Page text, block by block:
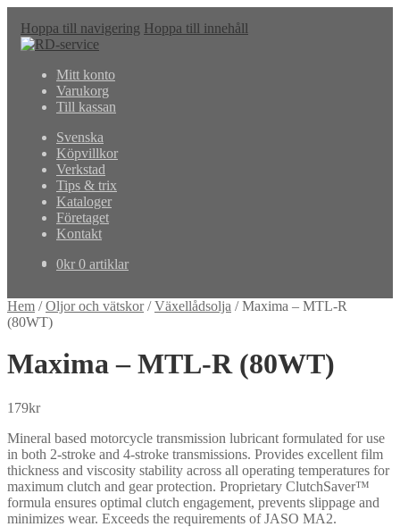
Hoppa till navigering Hoppa till innehåll
Mitt konto
Varukorg
Till kassan
Svenska
Köpvillkor
Verkstad
Tips & trix
Kataloger
Företaget
Kontakt
0kr 0 artiklar
Hem /Oljor och vätskor/Växellådsolja /Maxima – MTL-R
(80WT)
Maxima – MTL-R (80WT)
179kr
Mineral based motorcycle transmission lubricant formulated for use
in both 2-stroke and 4-stroke transmissions. Provides excellent film
thickness and viscosity stability across all operating temperatures for
maximum clutch and gear protection. Proprietary ClutchSaver™
formula ensures optimal clutch engagement, prevents slippage and
minimizes wear. Exceeds the requirements of JASO MA2.